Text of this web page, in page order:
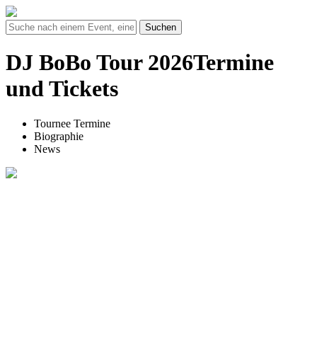
Suchen
DJ BoBo Tour 2026Termine
und Tickets
Tournee Termine
Biographie
News